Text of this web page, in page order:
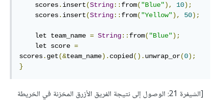
    scores
. insert(String:: from( "Blue"), 10);
    scores
. insert(String:: from( "Yellow"), 50);
    let team_name
= String:: from( "Blue");
    let score
=
scores. get(&team_name). copied(). unwrap_or(0);
}
[الشيفرة 21: الوصول إلى نتيجة الفريق الأزرق المخزنة في الخريطة